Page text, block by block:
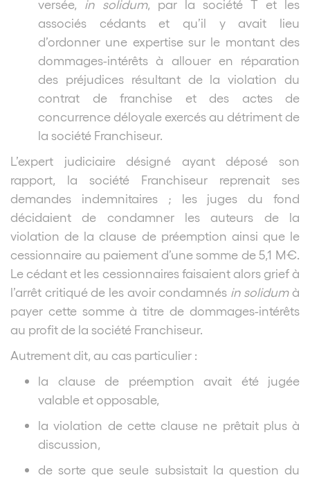
versée, in solidum, par la société T et les
associés cédants et qu’il y avait lieu
d’ordonner une expertise sur le montant des
dommages-intérêts à allouer en réparation
des préjudices résultant de la violation du
contrat de franchise et des actes de
concurrence déloyale exercés au détriment de
la société Franchiseur.
L’expert judiciaire désigné ayant déposé son
rapport, la société Franchiseur reprenait ses
demandes indemnitaires ; les juges du fond
décidaient de condamner les auteurs de la
violation de la clause de préemption ainsi que le
cessionnaire au paiement d’une somme de 5,1 M€.
Le cédant et les cessionnaires faisaient alors grief à
l’arrêt critiqué de les avoir condamnés in solidumà
payer cette somme à titre de dommages-intérêts
au profit de la société Franchiseur.
Autrement dit, au cas particulier :
la clause de préemption avait été jugée
valable et opposable,
la violation de cette clause ne prêtait plus à
discussion,
de sorte que seule subsistait la question du